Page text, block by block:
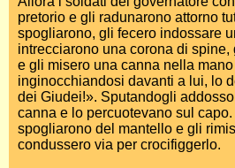
pretorio e gli radunarono attorno
spogliarono, gli fecero indossare
intrecciarono una corona di
e gli misero una canna nella
inginocchiandosi davanti a lui, lo
dei Giudei!». Sputandogli
canna e lo percuotevano sul
spogliarono del mantello e gli
condussero via per crocifiggerlo.